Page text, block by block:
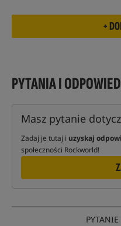
PYTANIA I
Masz pytanie
Zadaj je tutaj i uzyskaj
społeczności Rockworld!